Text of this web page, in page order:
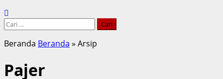
Cari
Beranda Beranda » Arsip
Pajer